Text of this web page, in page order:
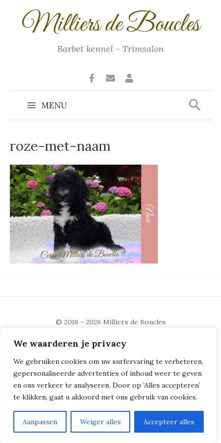
We waarderen je privacy
We gebruiken cookies om uw surfervaring te verbeteren,
gepersonaliseerde advertenties of inhoud weer te geven
en ons verkeer te analyseren. Door op ‘Alles accepteren’
te klikken, gaat u akkoord met ons gebruik van cookies.
Aanpassen Weiger alles Accepteer alles
Milliers de Boucles
Barbet kennel - Trimsalon
Main
Menu
MENU
roze-met-naam
© 2018 - 2026 Milliers de Boucles